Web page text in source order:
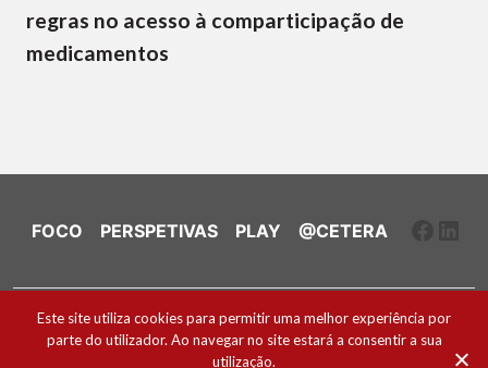
regras no acesso à comparticipação de
medicamentos
FOCO PERSPETIVAS PLAY @CETERA
Ficha Técnica e Estatuto Editorial
Política de Cookies
Este site utiliza cookies para permitir uma melhor experiência por
parte do utilizador. Ao navegar no site estará a consentir a sua
utilização.